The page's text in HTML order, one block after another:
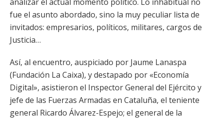
fue el asunto abordado, sino la muy peculiar lista de
invitados: empresarios, políticos, militares, cargos de
Justicia…
Así, al encuentro, auspiciado por Jaume Lanaspa
(Fundación La Caixa), y destapado por «Economía
Digital», asistieron el Inspector General del Ejército y
jefe de las Fuerzas Armadas en Cataluña, el teniente
general Ricardo Álvarez-Espejo; el general de la